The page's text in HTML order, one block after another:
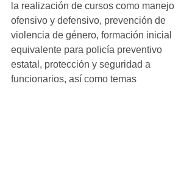
la realización de cursos como manejo
ofensivo y defensivo, prevención de
violencia de género, formación inicial
equivalente para policía preventivo
estatal, protección y seguridad a
funcionarios, así como temas